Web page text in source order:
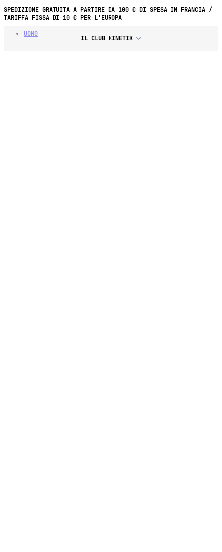
SPEDIZIONE GRATUITA A PARTIRE DA 100 € DI SPESA IN FRANCIA /
TARIFFA FISSA DI 10 € PER L'EUROPA
UOMO
IL CLUB KINETIK